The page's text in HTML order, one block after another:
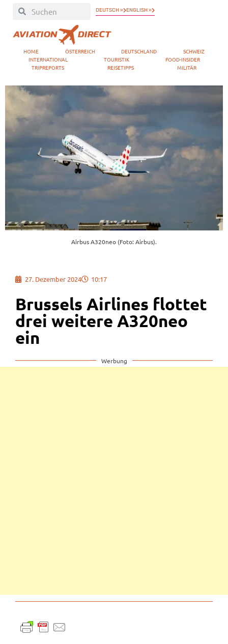
DEUTSCH » ENGLISH »
HOME ÖSTERREICH DEUTSCHLAND
SCHWEIZ
INTERNATIONAL
TOURISTIK
FOOD-INSIDER
TRIPREPORTS
REISETIPPS MILITÄR
Airbus A320neo (Foto: Airbus).
27. Dezember 2024 10:17
Brussels Airlines flottet
drei weitere A320neo
ein
Werbung